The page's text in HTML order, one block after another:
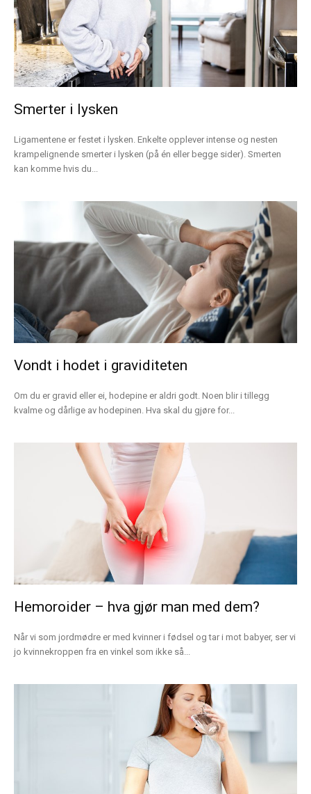
Smerter i lysken
Ligamentene er festet i lysken. Enkelte opplever intense og nesten
krampelignende smerter i lysken (på én eller begge sider). Smerten
kan komme hvis du...
Vondt i hodet i graviditeten
Om du er gravid eller ei, hodepine er aldri godt. Noen blir i tillegg
kvalme og dårlige av hodepinen. Hva skal du gjøre for...
Hemoroider – hva gjør man med dem?
Når vi som jordmødre er med kvinner i fødsel og tar i mot babyer, ser vi
jo kvinnekroppen fra en vinkel som ikke så...